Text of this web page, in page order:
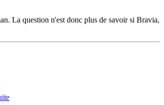
La question n'est donc plus de savoir si Bravia,